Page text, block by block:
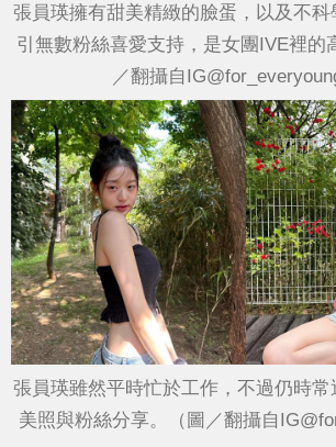
張員瑛擁有甜美精緻的臉蛋，以及不
引無數粉絲喜愛支持，是女團IVE裡的
／翻攝自
張員瑛雖然平時忙於工作，不過仍時
美照與粉絲分享。（圖／翻攝自